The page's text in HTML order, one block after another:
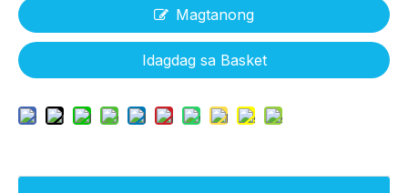
Magtanong
Idagdag sa Basket